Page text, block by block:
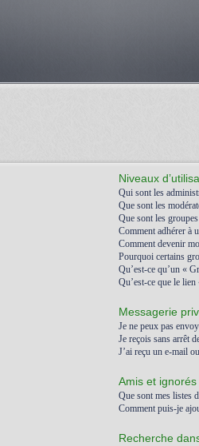
Niveaux
Qui sont les
Que sont les
Que sont les
Comment adhérer à
Comment devenir
Pourquoi certains
Qu’est-ce qu’un «
Qu’est-ce que le
Messagerie
Je ne peux pas
Je reçois sans arrêt
J’ai reçu un e-mail
Amis et ignorés
Que sont mes listes
Comment puis-je
Recherche